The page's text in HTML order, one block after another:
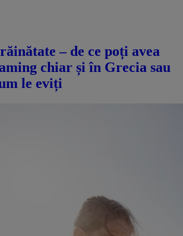
– de ce poți avea
chiar și în Grecia sau
le eviți